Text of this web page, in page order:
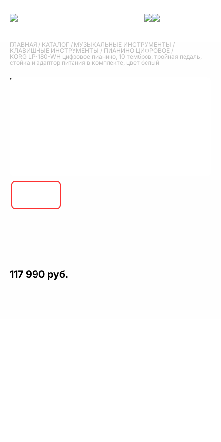
ГЛАВНАЯ / КАТАЛОГ / МУЗЫКАЛЬНЫЕ ИНСТРУМЕНТЫ /
КЛАВИШНЫЕ ИНСТРУМЕНТЫ / ПИАНИНО ЦИФРОВОЕ /
KORG LP-180-WH цифровое пианино, 10 тембров, тройная педаль,
стойка и адаптор питания в комплекте, цвет белый
KORG LP-180-WH цифровое пианино, 10
117 990 руб.